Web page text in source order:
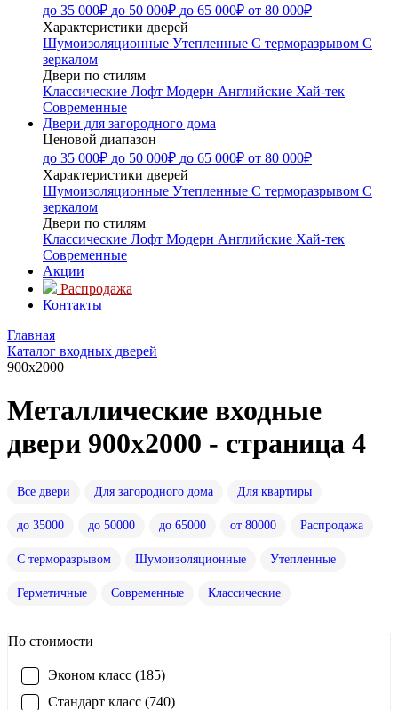
до 35 000₽ до 50 000₽ до 65 000₽ от 80 000₽
Характеристики дверей
Шумоизоляционные Утепленные С терморазрывом С
зеркалом
Двери по стилям
Классические Лофт Модерн Английские Хай-тек
Современные
Двери для загородного дома
Ценовой диапазон
до 35 000₽ до 50 000₽ до 65 000₽ от 80 000₽
Характеристики дверей
Шумоизоляционные Утепленные С терморазрывом С
зеркалом
Двери по стилям
Классические Лофт Модерн Английские Хай-тек
Современные
Акции
Распродажа
Контакты
Главная
Каталог входных дверей
900x2000
Металлические входные
двери 900x2000 - страница 4
Все двери Для загородного дома Для квартиры
до 35000 до 50000 до 65000 от 80000 Распродажа
С терморазрывом Шумоизоляционные Утепленные
Герметичные Современные Классические
По стоимости
Эконом класс (185)
Стандарт класс (740)